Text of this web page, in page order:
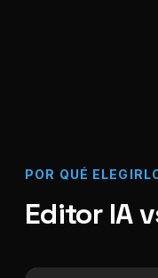
POR QUÉ
Editor IA